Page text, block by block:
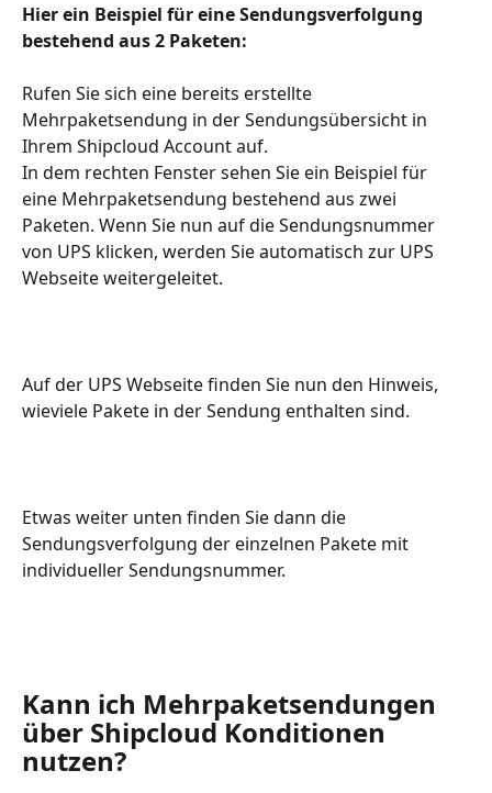
Hier ein Beispiel für eine Sendungsverfolgung
bestehend aus 2 Paketen:
Rufen Sie sich eine bereits erstellte
Mehrpaketsendung in der Sendungsübersicht in
Ihrem Shipcloud Account auf.
In dem rechten Fenster sehen Sie ein Beispiel für
eine Mehrpaketsendung bestehend aus zwei
Paketen. Wenn Sie nun auf die Sendungsnummer
von UPS klicken, werden Sie automatisch zur UPS
Webseite weitergeleitet.
Auf der UPS Webseite finden Sie nun den Hinweis,
wieviele Pakete in der Sendung enthalten sind.
Etwas weiter unten finden Sie dann die
Sendungsverfolgung der einzelnen Pakete mit
individueller Sendungsnummer.
Kann ich Mehrpaketsendungen
über Shipcloud Konditionen
nutzen?